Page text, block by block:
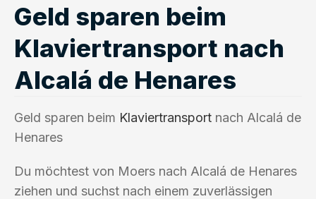
Geld sparen beim
Klaviertransport nach
Alcalá de Henares
Geld sparen beim Klaviertransport nach Alcalá de
Henares
Du möchtest von Moers nach Alcalá de Henares
ziehen und suchst nach einem zuverlässigen